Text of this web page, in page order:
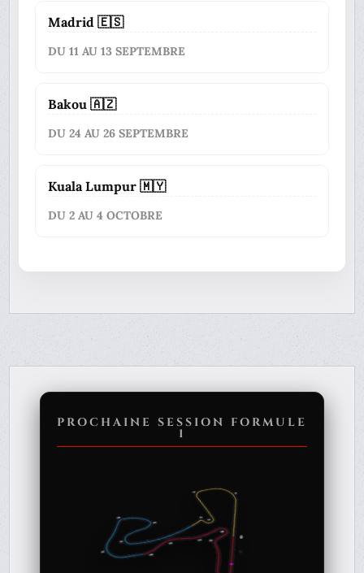
Madrid 🇪🇸
DU 11 AU 13 SEPTEMBRE
Bakou 🇦🇿
DU 24 AU 26 SEPTEMBRE
Kuala Lumpur 🇲🇾
DU 2 AU 4 OCTOBRE
PROCHAINE SESSION FORMULE
1